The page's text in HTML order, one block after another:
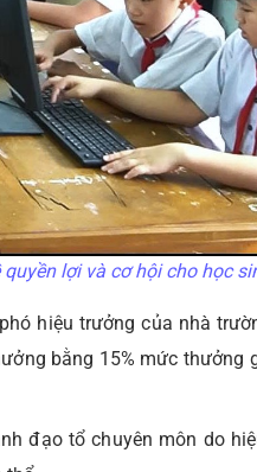
lợi và cơ hội cho học
hiệu trưởng của nhà
bằng 15% mức thưởng
đạo tổ chuyên môn do